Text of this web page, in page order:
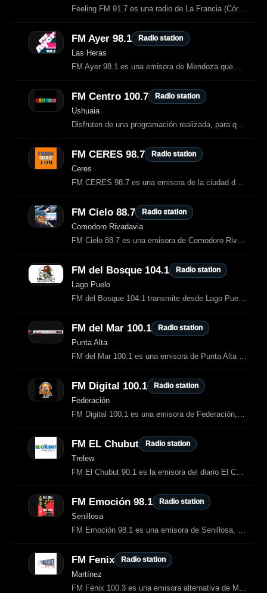
Feeling FM 91.7 es una radio de La Francia (Córdoba) con programación joven
FM Ayer 98.1 Radio station
Las Heras
FM Ayer 98.1 es una emisora de Mendoza que ofrece una programación centrada en
FM Centro 100.7 Radio station
Ushuaia
Disfruten de una programación realizada, para que puedan escuchar aquellos
FM CERES 98.7 Radio station
Ceres
FM CERES 98.7 es una emisora de la ciudad de Ceres, Santa Fe.
FM Cielo 88.7 Radio station
Comodoro Rivadavia
FM Cielo 88.7 es una emisora de Comodoro Rivadavia que transmite pop, rock
FM del Bosque 104.1 Radio station
Lago Puelo
FM del Bosque 104.1 transmite desde Lago Puelo, en la provincia del Chubut
FM del Mar 100.1 Radio station
Punta Alta
FM del Mar 100.1 es una emisora de Punta Alta que transmite música pop, rock
FM Digital 100.1 Radio station
Federación
FM Digital 100.1 es una emisora de Federación, Entre Ríos, que combina música e
FM EL Chubut Radio station
Trelew
FM El Chubut 90.1 es la emisora del diario El Chubut en Trelew.
FM Emoción 98.1 Radio station
Senillosa
FM Emoción 98.1 es una emisora de Senillosa, provincia de Neuquén, Argentina.
FM Fenix Radio station
Martínez
FM Fénix 100.3 es una emisora alternativa de Martínez, en la zona norte del Gran Buenos Aires.